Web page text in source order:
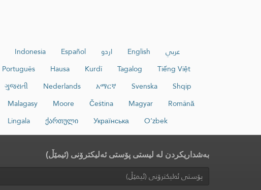
عربي English اردو Español
Indonesia
Tiếng Việt
Tagalog
Kurdî
Hausa
Português
Shqip
Svenska
አማርኛ
Nederlands
ગુજરાતી
Română
Magyar
Čeština
Moore
Malagasy
O‘zbek
Українська
ქართული
Lingala
بەشداریکردن لە لیستی پۆستی ئەلیکترۆنی (ئیمێڵ)